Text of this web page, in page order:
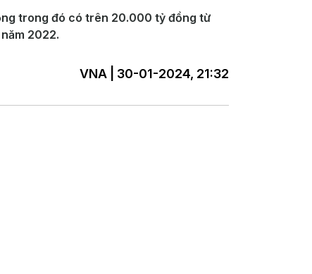
trong đó có trên 20.000 tỷ đồng từ
2022.
VNA | 30-01-2024, 21:32